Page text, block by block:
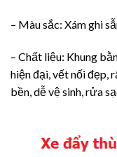
– Màu sắc: Xám ghi
– Chất liệu: Khung
hiện đại, vết nối đẹp,
bền, dễ vệ sinh, rửa